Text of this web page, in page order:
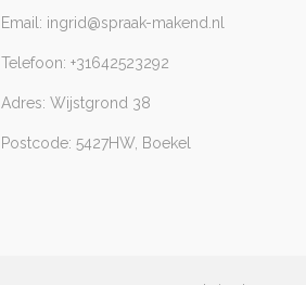
Email: ingrid@spraak-makend.nl
Telefoon: +31642523292
Adres: Wijstgrond 38
Postcode: 5427HW, Boekel